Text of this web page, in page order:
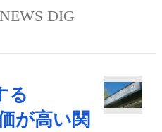
DIG
る
が高い関